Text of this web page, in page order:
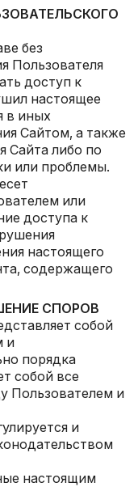
без
Пользователя
доступ к
настоящее
в иных
Сайтом, а также
Сайта либо по
или проблемы.
или
доступа к
настоящего
содержащего
СПОРОВ
собой
и
порядка
собой все
Пользователем и
и
настоящим